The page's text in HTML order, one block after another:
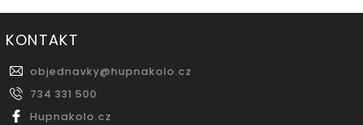
KONTAKT
objednavky@hupnakolo.cz
734 331 500
Hupnakolo.cz